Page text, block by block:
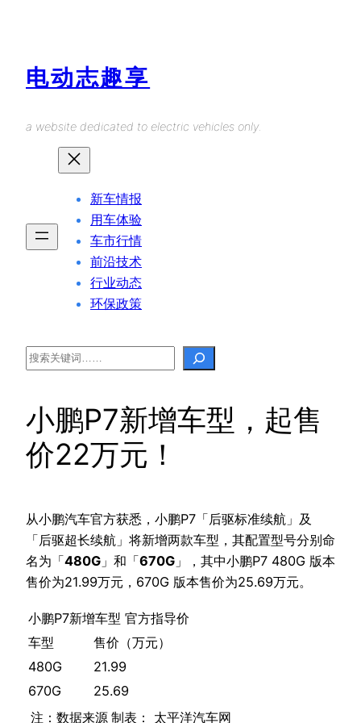
电动志趣享
a website dedicated to electric vehicles only.
新车情报
用车体验
车市行情
前沿技术
行业动态
环保政策
Search
小鹏P7新增车型，起售
价22万元！
从小鹏汽车官方获悉，小鹏P7「后驱标准续航」及
「后驱超长续航」将新增两款车型，其配置型号分别命
名为「480G 」和「670G 」，其中小鹏P7 480G 版本
售价为21.99万元，670G 版本售价为25.69万元。
小鹏P7新增车型 官方指导价
车型
售价（万元）
480G
21.99
670G
25.69
注：数据来源 制表： 太平洋汽车网